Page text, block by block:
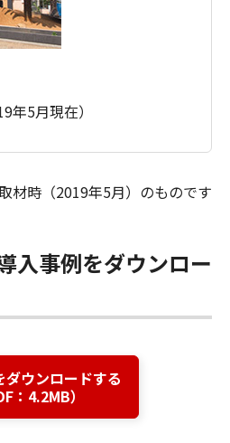
年5月現在）
材時（2019年5月）のものです
入事例をダウンロー
ダウンロードする
：4.2MB）